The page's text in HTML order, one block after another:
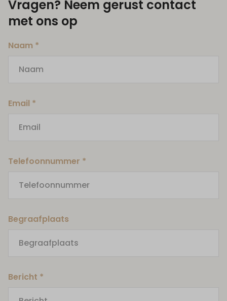
Vragen? Neem gerust contact
met ons op
Naam *
Email *
Telefoonnummer *
Begraafplaats
Bericht *